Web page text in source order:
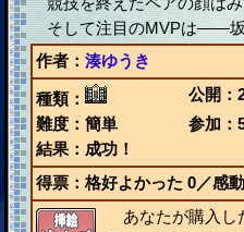
そして注目のMVPは――坂
作者： 湊ゆうき
種類：
公開：
難度：簡単
参加：
結果：成功！
得票：格好よかった 0／感
あなたが購入し